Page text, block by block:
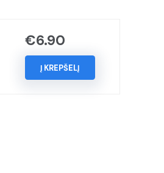
€6.90
Į KREPŠELĮ